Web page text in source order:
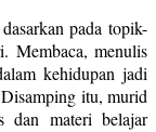
pada topik-
Membaca, menulis
kehidupan jadi
itu, murid
dan materi belajar